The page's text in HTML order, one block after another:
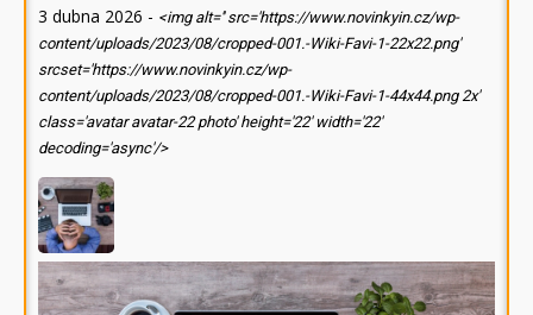
3 dubna 2026 - <img alt='' src='https://www.novinkyin.cz/wp-
content/uploads/2023/08/cropped-001.-Wiki-Favi-1-22x22.png'
srcset='https://www.novinkyin.cz/wp-
content/uploads/2023/08/cropped-001.-Wiki-Favi-1-44x44.png 2x'
class='avatar avatar-22 photo' height='22' width='22'
decoding='async'/>